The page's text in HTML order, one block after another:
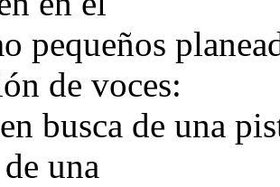
pequeños
de voces:
busca de una
una